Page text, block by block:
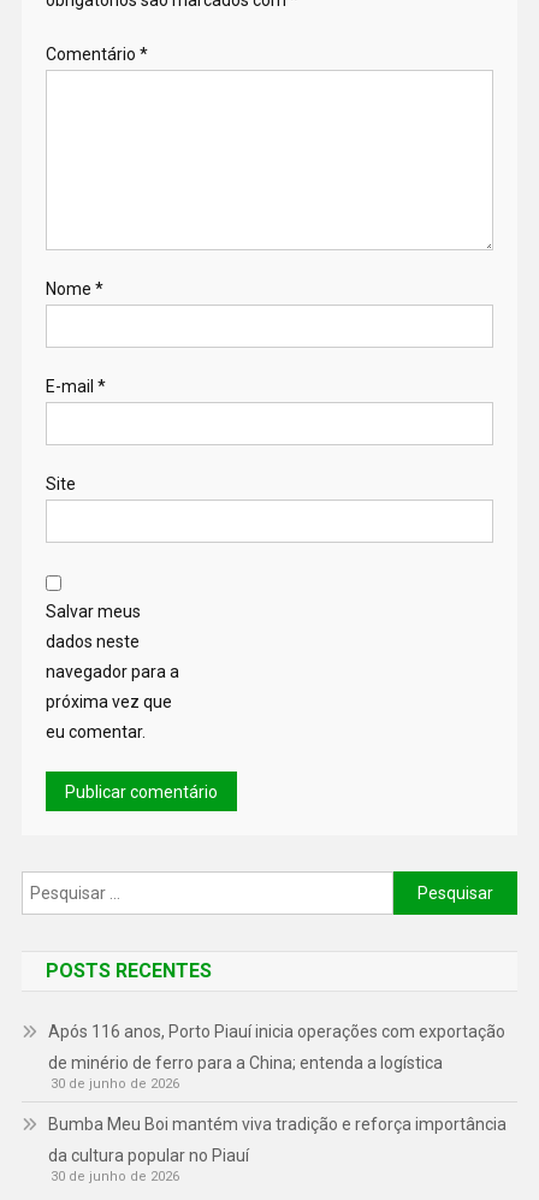
Comentário *
Nome *
E-mail *
Site
Salvar meus
dados neste
navegador para a
próxima vez que
eu comentar.
POSTS RECENTES
Após 116 anos, Porto Piauí inicia operações com exportação
de minério de ferro para a China; entenda a logística
30 de junho de 2026
Bumba Meu Boi mantém viva tradição e reforça importância
da cultura popular no Piauí
30 de junho de 2026